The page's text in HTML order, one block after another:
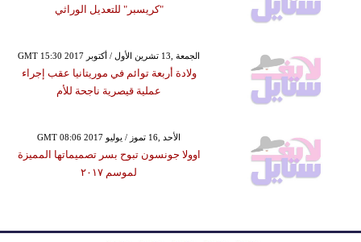
"كريسبر" للتعديل الوراثي
GMT 15:30 2017 الجمعة ,13 تشرين الأول / أكتوبر
ولادة أربعة توائم في موريتانيا عقب إجراء
عملية قيصرية ناجحة للأم
GMT 08:06 2017 الأحد ,16 تموز / يوليو
اوولا جونسون تبوح بسر تصميماتها المميزة
لموسم ٢٠١٧